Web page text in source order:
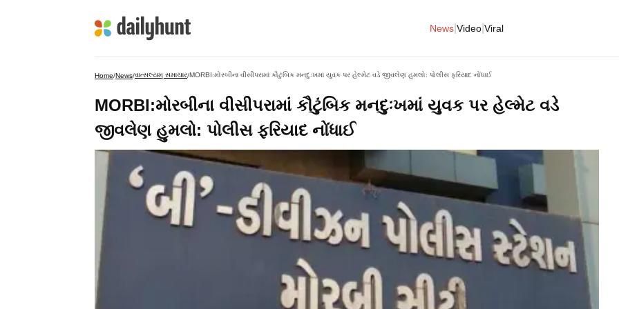
News Video Viral
Home/News/વાત્સલ્યમ્ સમાચાર/MORBI:મોરબીના વીસીપરામાં કૌટુંબિક મનદુઃખમાં યુવક પર હેલ્મેટ વડે જીવલેણ હુમલો: પોલીસ ફરિયાદ નોંધાઈ
MORBI:મોરબીના વીસીપરામાં કૌટુંબિક મનદુઃખમાં યુવક પર હેલ્મેટ વડે
જીવલેણ હુમલો: પોલીસ ફરિયાદ નોંધાઈ